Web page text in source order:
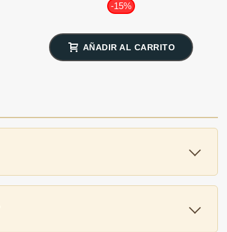
-15%
AÑADIR AL CARRITO